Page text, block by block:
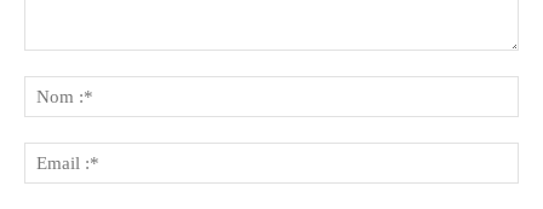
: